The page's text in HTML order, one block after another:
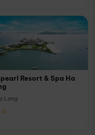
Resort & Spa Ha
Long